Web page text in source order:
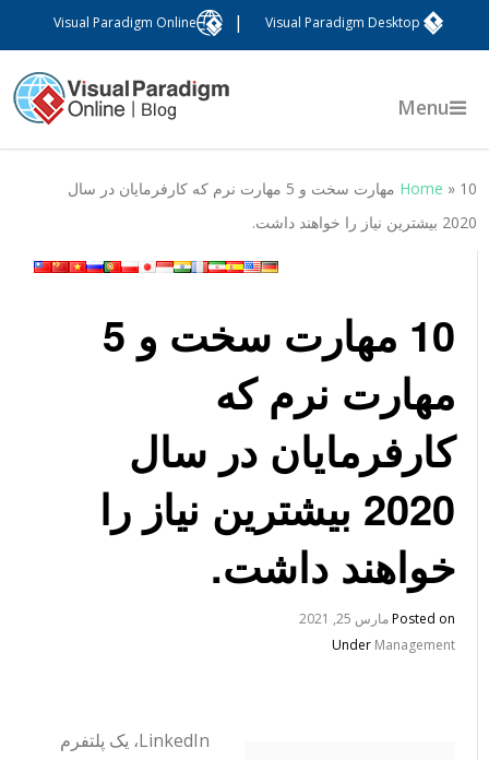
Visual Paradigm Desktop
Visual Paradigm Online
Menu
Home »
10 مهارت سخت و 5 مهارت نرم که کارفرمایان در سال
2020 بیشترین نیاز را خواهند داشت.
10 مهارت سخت و 5
مهارت نرم که
کارفرمایان در سال
2020 بیشترین نیاز را
خواهند داشت.
Posted onمارس 25, 2021
UnderManagement
LinkedIn، یک پلتفرم